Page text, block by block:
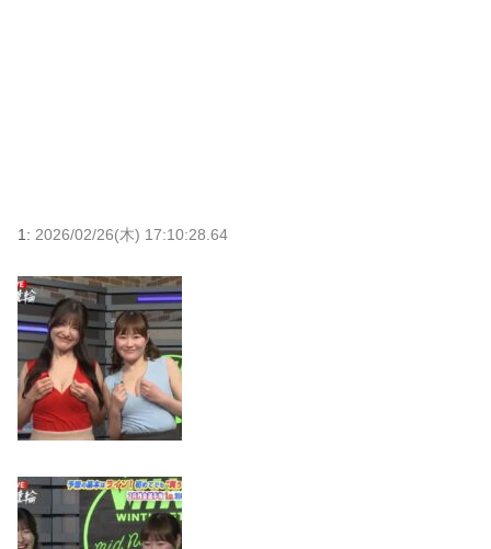
1: 2026/02/26(木) 17:10:28.64